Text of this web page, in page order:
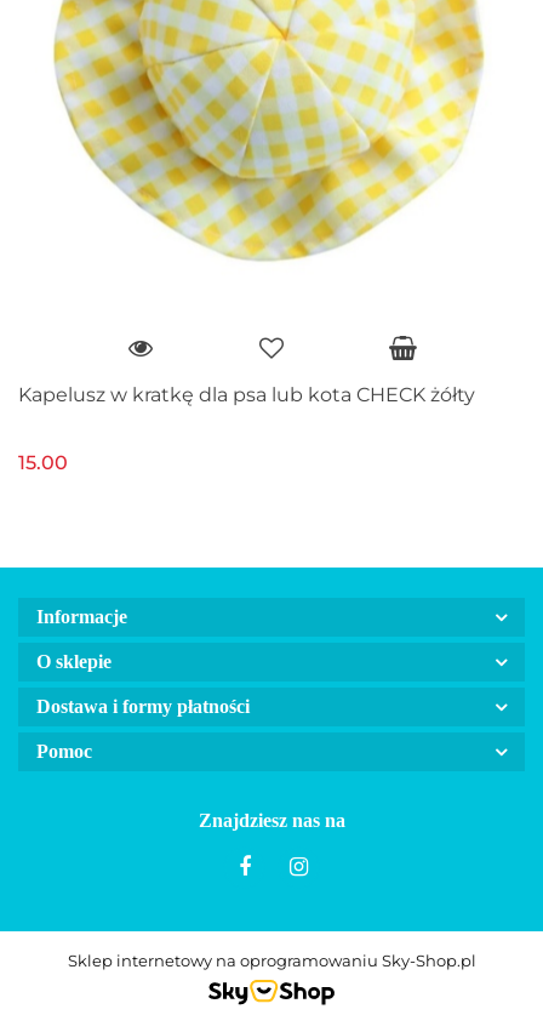
Kapelusz w kratkę dla psa lub kota CHECK żółty
15.00
Informacje
O sklepie
Dostawa i formy płatności
Pomoc
Znajdziesz nas na
Sklep internetowy na oprogramowaniu Sky-Shop.pl